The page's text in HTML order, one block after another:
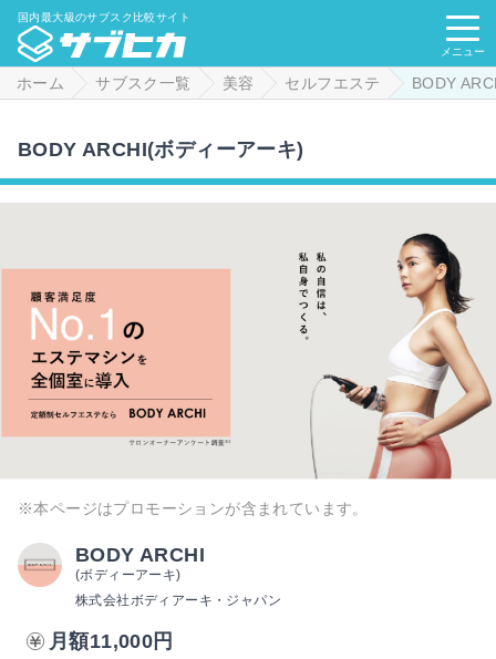
国内最大級のサブスク比較サイト
メニュー
ホーム サブスク一覧 美容 セルフエステ BODY
BODY ARCHI(ボディーアーキ)
※本ページはプロモーションが含まれています。
BODY ARCHI
(ボディーアーキ)
株式会社ボディアーキ・ジャパン
月額11,000円